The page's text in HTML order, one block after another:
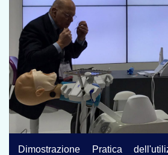
Dimostrazione Pratica